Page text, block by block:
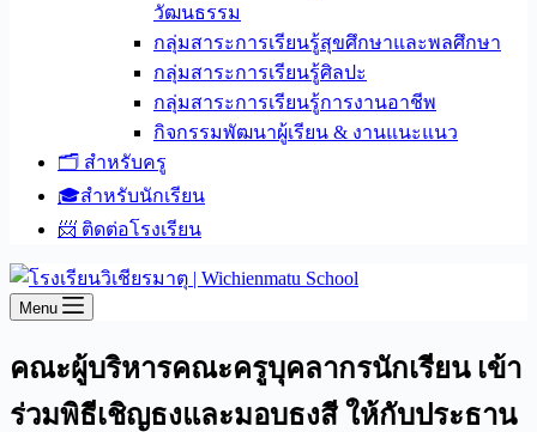
วัฒนธรรม
กลุ่มสาระการเรียนรู้สุขศึกษาและพลศึกษา
กลุ่มสาระการเรียนรู้ศิลปะ
กลุ่มสาระการเรียนรู้การงานอาชีพ
กิจกรรมพัฒนาผู้เรียน & งานแนะแนว
🗂️ สำหรับครู
🎓สำหรับนักเรียน
📨 ติดต่อโรงเรียน
Menu
คณะผู้บริหารคณะครูบุคลากรนักเรียน เข้า
ร่วมพิธีเชิญธงและมอบธงสี ให้กับประธาน